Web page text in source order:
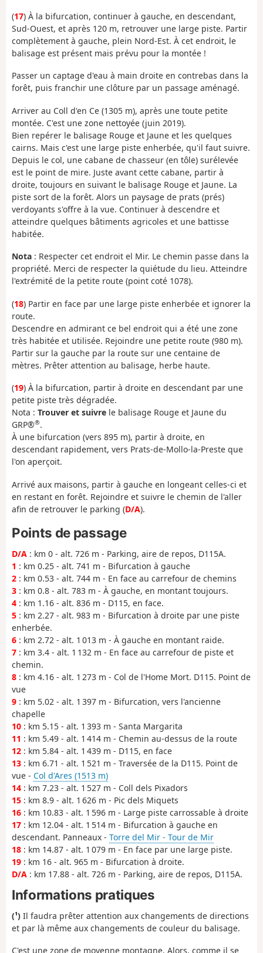
(17) À la bifurcation, continuer à gauche, en descendant,
Sud-Ouest, et après 120 m, retrouver une large piste. Partir
complètement à gauche, plein Nord-Est. À cet endroit, le
balisage est présent mais prévu pour la montée !
Passer un captage d'eau à main droite en contrebas dans la
forêt, puis franchir une clôture par un passage aménagé.
Arriver au Coll d'en Ce (1305 m), après une toute petite
montée. C'est une zone nettoyée (juin 2019).
Bien repérer le balisage Rouge et Jaune et les quelques
cairns. Mais c'est une large piste enherbée, qu'il faut suivre.
Depuis le col, une cabane de chasseur (en tôle) surélevée
est le point de mire. Juste avant cette cabane, partir à
droite, toujours en suivant le balisage Rouge et Jaune. La
piste sort de la forêt. Alors un paysage de prats (prés)
verdoyants s'offre à la vue. Continuer à descendre et
atteindre quelques bâtiments agricoles et une battisse
habitée.
Nota : Respecter cet endroit el Mir. Le chemin passe dans la
propriété. Merci de respecter la quiétude du lieu. Atteindre
l'extrémité de la petite route (point coté 1078).
(18) Partir en face par une large piste enherbée et ignorer la
route.
Descendre en admirant ce bel endroit qui a été une zone
très habitée et utilisée. Rejoindre une petite route (980 m).
Partir sur la gauche par la route sur une centaine de
mètres. Prêter attention au balisage, herbe haute.
(19) À la bifurcation, partir à droite en descendant par une
petite piste très dégradée.
Nota : Trouver et suivre le balisage Rouge et Jaune du
GRP®®.
À une bifurcation (vers 895 m), partir à droite, en
descendant rapidement, vers Prats-de-Mollo-la-Preste que
l'on aperçoit.
Arrivé aux maisons, partir à gauche en longeant celles-ci et
en restant en forêt. Rejoindre et suivre le chemin de l'aller
afin de retrouver le parking (D/A).
Points de passage
D/A : km 0 - alt. 726 m - Parking, aire de repos, D115A.
1 : km 0.25 - alt. 741 m - Bifurcation à gauche
2 : km 0.53 - alt. 744 m - En face au carrefour de chemins
3 : km 0.8 - alt. 783 m - À gauche, en montant toujours.
4 : km 1.16 - alt. 836 m - D115, en face.
5 : km 2.27 - alt. 983 m - Bifurcation à droite par une piste
enherbée.
6 : km 2.72 - alt. 1 013 m - À gauche en montant raide.
7 : km 3.4 - alt. 1 132 m - En face au carrefour de piste et
chemin.
8 : km 4.16 - alt. 1 273 m - Col de l'Home Mort. D115. Point de
vue
9 : km 5.02 - alt. 1 397 m - Bifurcation, vers l'ancienne
chapelle
10 : km 5.15 - alt. 1 393 m - Santa Margarita
11 : km 5.49 - alt. 1 414 m - Chemin au-dessus de la route
12 : km 5.84 - alt. 1 439 m - D115, en face
13 : km 6.71 - alt. 1 521 m - Traversée de la D115. Point de
vue - Col d'Ares (1513 m)
14 : km 7.23 - alt. 1 527 m - Coll dels Pixadors
15 : km 8.9 - alt. 1 626 m - Pic dels Miquets
16 : km 10.83 - alt. 1 596 m - Large piste carrossable à droite
17 : km 12.04 - alt. 1 514 m - Bifurcation à gauche en
descendant. Panneaux - Torre del Mir - Tour de Mir
18 : km 14.87 - alt. 1 079 m - En face par une large piste.
19 : km 16 - alt. 965 m - Bifurcation à droite.
D/A : km 17.88 - alt. 726 m - Parking, aire de repos, D115A.
Informations pratiques
(¹) Il faudra prêter attention aux changements de directions
et par là même aux changements de couleur du balisage.
C'est une zone de moyenne montagne. Alors, comme il se